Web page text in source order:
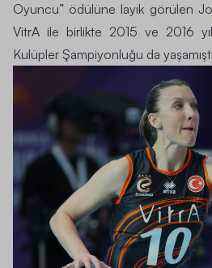
Oyuncu” ödülüne layık görülen
VitrA ile birlikte 2015 ve 2016
Kulüpler Şampiyonluğu da